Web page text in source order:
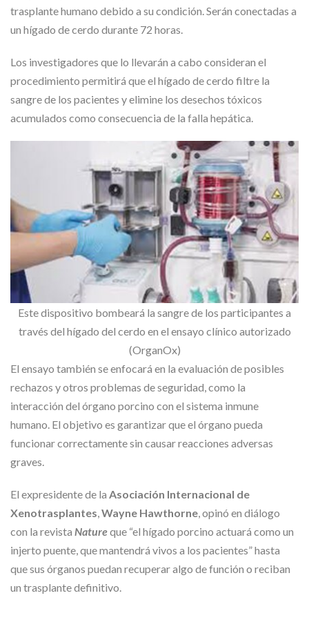
trasplante humano debido a su condición. Serán conectadas a
un hígado de cerdo durante 72 horas.
Los investigadores que lo llevarán a cabo consideran el
procedimiento permitirá que el hígado de cerdo filtre la
sangre de los pacientes y elimine los desechos tóxicos
acumulados como consecuencia de la falla hepática.
Este dispositivo bombeará la sangre de los participantes a
través del hígado del cerdo en el ensayo clínico autorizado
(OrganOx)
El ensayo también se enfocará en la evaluación de posibles
rechazos y otros problemas de seguridad, como la
interacción del órgano porcino con el sistema inmune
humano. El objetivo es garantizar que el órgano pueda
funcionar correctamente sin causar reacciones adversas
graves.
El expresidente de la Asociación Internacional de
Xenotrasplantes,Wayne Hawthorne, opinó en diálogo
con la revista Natureque “el hígado porcino actuará como un
injerto puente, que mantendrá vivos a los pacientes” hasta
que sus órganos puedan recuperar algo de función o reciban
un trasplante definitivo.